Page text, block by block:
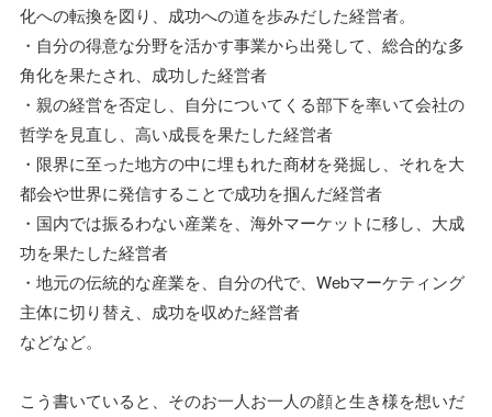
化への転換を図り、成功への道を歩みだした経営者。
・自分の得意な分野を活かす事業から出発して、総合的な多
角化を果たされ、成功した経営者
・親の経営を否定し、自分についてくる部下を率いて会社の
哲学を見直し、高い成長を果たした経営者
・限界に至った地方の中に埋もれた商材を発掘し、それを大
都会や世界に発信することで成功を掴んだ経営者
・国内では振るわない産業を、海外マーケットに移し、大成
功を果たした経営者
・地元の伝統的な産業を、自分の代で、Webマーケティング
主体に切り替え、成功を収めた経営者
などなど。
こう書いていると、そのお一人お一人の顔と生き様を想いだ